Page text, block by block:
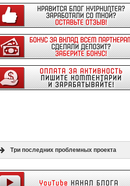
Три последних проблемных проекта
Playpayouts